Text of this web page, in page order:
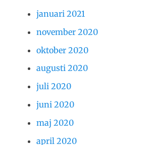
januari 2021
november 2020
oktober 2020
augusti 2020
juli 2020
juni 2020
maj 2020
april 2020